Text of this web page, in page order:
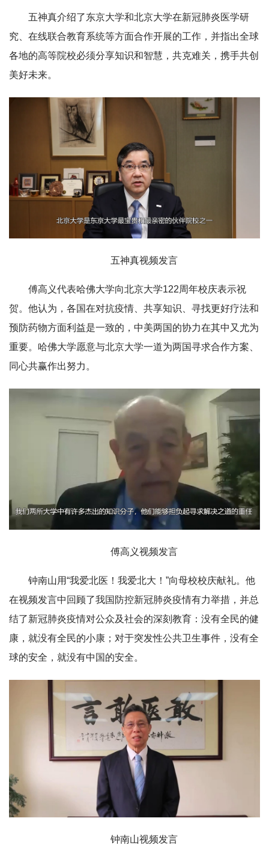
五神真介绍了东京大学和北京大学在新冠肺炎医学研
究、在线联合教育系统等方面合作开展的工作，并指出全球
各地的高等院校必须分享知识和智慧，共克难关，携手共创
美好未来。
五神真视频发言
傅高义代表哈佛大学向北京大学122周年校庆表示祝
贺。他认为，各国在对抗疫情、共享知识、寻找更好疗法和
预防药物方面利益是一致的，中美两国的协力在其中又尤为
重要。哈佛大学愿意与北京大学一道为两国寻求合作方案、
同心共赢作出努力。
傅高义视频发言
钟南山用“我爱北医！我爱北大！”向母校校庆献礼。他
在视频发言中回顾了我国防控新冠肺炎疫情有力举措，并总
结了新冠肺炎疫情对公众及社会的深刻教育：没有全民的健
康，就没有全民的小康；对于突发性公共卫生事件，没有全
球的安全，就没有中国的安全。
钟南山视频发言